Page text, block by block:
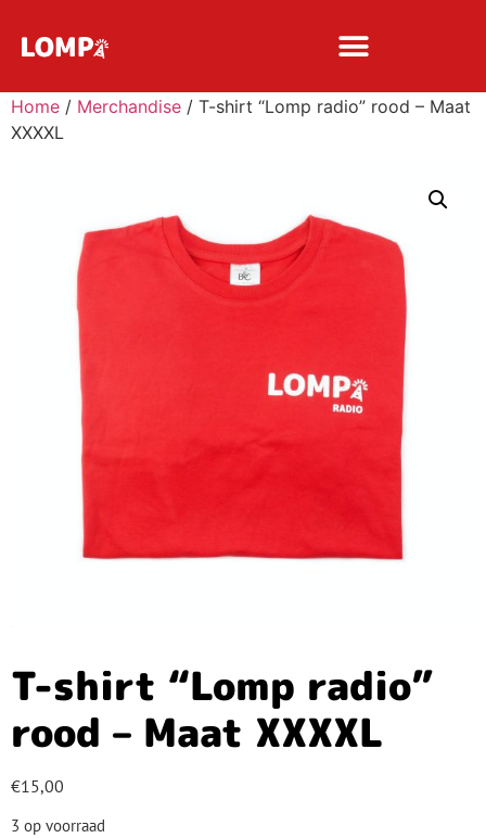
Home / Merchandise / T-shirt “Lomp radio” rood – Maat
XXXXL
T-shirt “Lomp radio”
rood – Maat XXXXL
€15,00
3 op voorraad